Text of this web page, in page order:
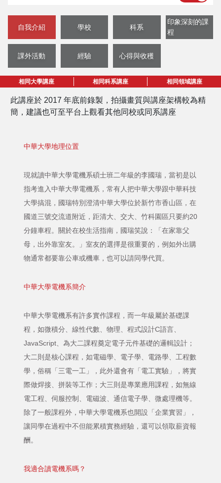
自我介紹 學校 科系
印象深刻的課
程
課外活動 經驗 心得與收穫
相同大學講座 相同科系講座 相同領域講座
此講座於 2017 年底前錄製，拍攝畫質與講座架構較為精
簡，建議也可至平台上觀看其他同校或同系講座
中華大學地理位置
現就讀中華大學電機系碩士班二年級的李國瑞，當初是以
指考進入中華大學電機系，常有人把中華大學跟中華科技
大學搞混，國瑞特別澄清中華大學位於新竹市香山區，在
國道三號交流道附近，距清大、交大、竹科園區只要約20
分鐘車程。關於在校生活指南，國瑞笑說：「在家靠父
母，出外靠室友。」室友的選擇是很重要的，例如外出購
物通常都要靠公車或機車，也可以請同學代買。
中華大學電機系簡介
中華大學電機系有許多實作課程，而一年級屬於基礎課
程，如微積分、線性代數、物理、程式設計C語言、
JavaScript、為大二課程奠定電子元件基礎的邏輯設計；
大二則是核心課程，如電磁學、電子學、電路學、工程數
學，俗稱「三電一工」，此外還會有「電工實驗」，將實
際做焊接、拼裝等工作；大三則是專業應用課程，如無線
電工程、伺服控制、電磁波、通信電子學、微處理機等。
除了一般課程外，中華大學電機系也開設「企業實習」，
讓同學在過程中不但能累積實務經驗，還可以領取薪資報
酬。
我適合讀電機系嗎？